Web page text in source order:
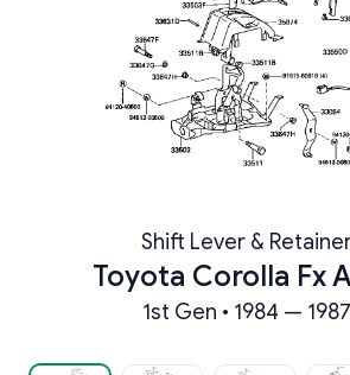
Shift Lever &
Toyota Corolla Fx
1st Gen • 1984 — 1987